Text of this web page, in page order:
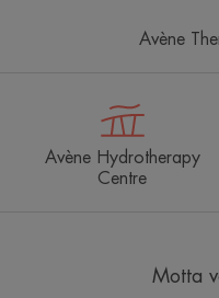
Avène
Avène Hydrotherapy
Centre
Motta